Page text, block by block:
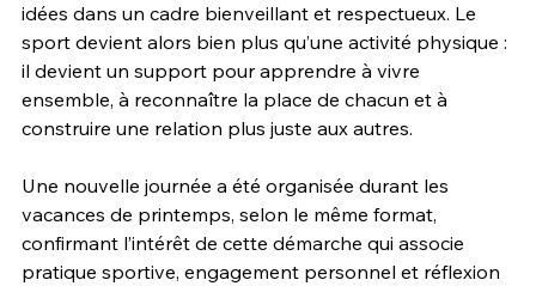
idées dans un cadre bienveillant et respectueux. Le
sport devient alors bien plus qu’une activité physique :
il devient un support pour apprendre à vivre
ensemble, à reconnaître la place de chacun et à
construire une relation plus juste aux autres.
Une nouvelle journée a été organisée durant les
vacances de printemps, selon le même format,
confirmant l’intérêt de cette démarche qui associe
pratique sportive, engagement personnel et réflexion